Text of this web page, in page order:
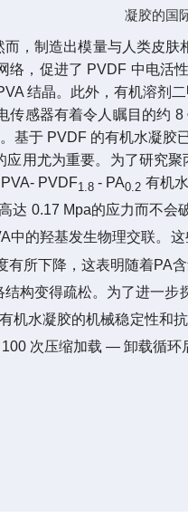
，制造出模量与人类皮
，促进了 PVDF 中电
结晶。此外，有机溶
感器有着令人瞩目的约
基于 PVDF 的有机水凝
用尤为重要。为了研究
PVDF1.8 - PA0.2 有机
0.17 Mpa的应力而不
的羟基发生物理交联。
有所下降，这表明随着PA
构变得疏松。为了进一
机水凝胶的机械稳定性和
次压缩加载 — 卸载循环